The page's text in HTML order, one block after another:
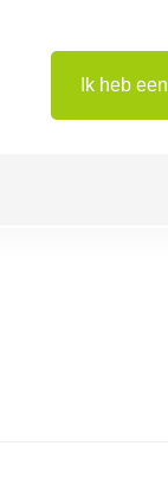
Ik heb een